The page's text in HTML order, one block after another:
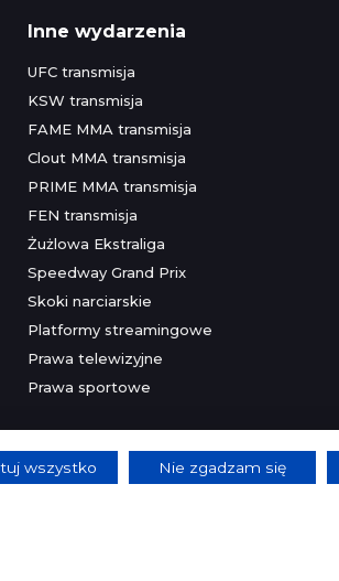
Inne wydarzenia
UFC transmisja
KSW transmisja
FAME MMA transmisja
Clout MMA transmisja
PRIME MMA transmisja
FEN transmisja
Żużlowa Ekstraliga
Speedway Grand Prix
Skoki narciarskie
Platformy streamingowe
Prawa telewizyjne
Prawa sportowe
wszystko Nie zgadzam się